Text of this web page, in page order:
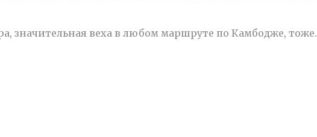
значительная веха в любом маршруте по Камбодже, тоже.